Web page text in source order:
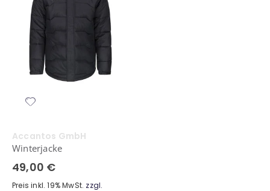
Accantos GmbH
Winterjacke
49,00 €
Preis inkl. 19% MwSt. zzgl.